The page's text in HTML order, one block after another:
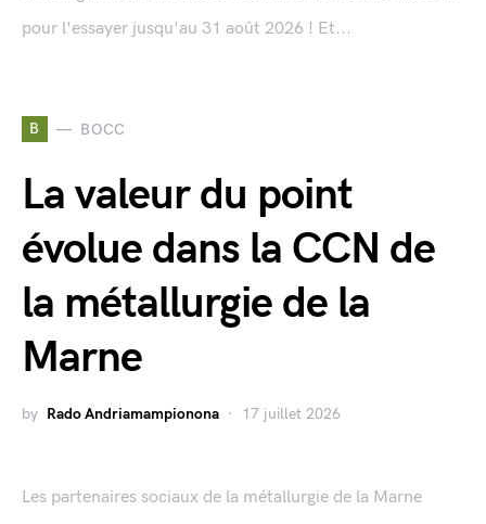
pour l'essayer jusqu'au 31 août 2026 ! Et...
B BOCC
La valeur du point
évolue dans la CCN de
la métallurgie de la
Marne
by Rado Andriamampionona 17 juillet 2026
Les partenaires sociaux de la métallurgie de la Marne